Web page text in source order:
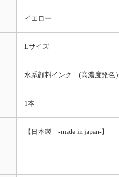
イエロー
Lサイズ
水系顔料インク (高濃度発色）
1本
【日本製 -made in japan-】